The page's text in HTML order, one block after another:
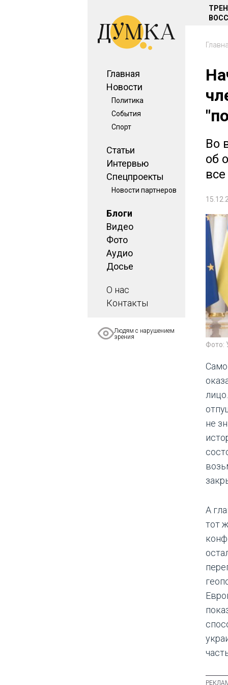
Главная
Новости
Политика
События
Спорт
Статьи
Интервью
Спецпроекты
Новости партнеров
Блоги
Видео
Фото
Аудио
Досье
О нас
Контакты
Людям с нарушением
зрения
Во
об
все
Фото:
Само
не
А
тот